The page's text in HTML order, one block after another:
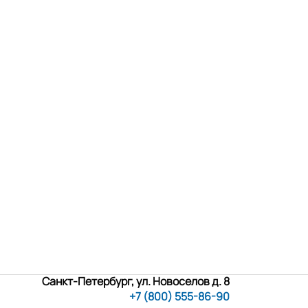
Санкт-Петербург, ул. Новоселов д. 8
+7 (800) 555-86-90